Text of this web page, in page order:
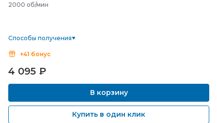
2000 об/мин
Способы получения
+41 бонус
4 095 ₽
В корзину
Купить в один клик